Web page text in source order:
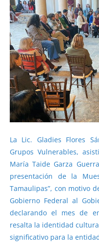
La Lic. Gladies Flores
Grupos Vulnerables,
María Taide Garza
presentación de la
Tamaulipas”, con motivo
Gobierno Federal al
declarando el mes de
resalta la identidad
significativo para la